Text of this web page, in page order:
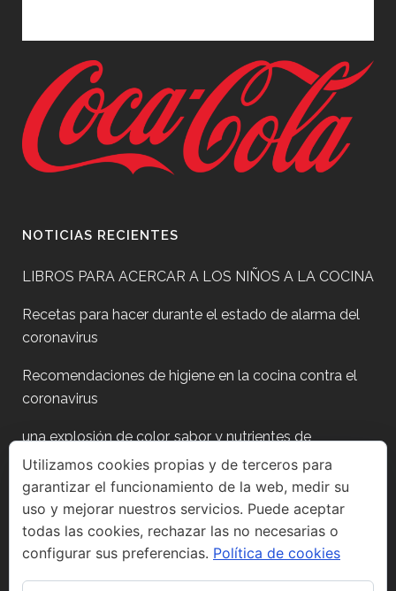
NOTICIAS RECIENTES
LIBROS PARA ACERCAR A LOS NIÑOS A LA COCINA
Recetas para hacer durante el estado de alarma del
coronavirus
Recomendaciones de higiene en la cocina contra el
coronavirus
una explosión de color, sabor y nutrientes de
temporada
Plan para después de fiestas?
Utilizamos cookies propias y de terceros para
garantizar el funcionamiento de la web, medir su
uso y mejorar nuestros servicios. Puede aceptar
todas las cookies, rechazar las no necesarias o
configurar sus preferencias. Política de cookies